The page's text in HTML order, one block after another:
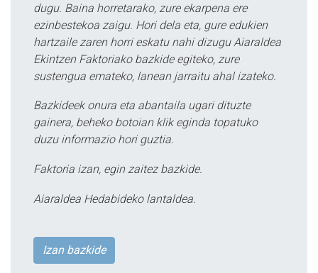
dugu. Baina horretarako, zure ekarpena ere
ezinbestekoa zaigu. Hori dela eta, gure edukien
hartzaile zaren horri eskatu nahi dizugu Aiaraldea
Ekintzen Faktoriako bazkide egiteko, zure
sustengua emateko, lanean jarraitu ahal izateko.
Bazkideek onura eta abantaila ugari dituzte
gainera, beheko botoian klik eginda topatuko
duzu informazio hori guztia.
Faktoria izan, egin zaitez bazkide.
Aiaraldea Hedabideko lantaldea.
Izan bazkide